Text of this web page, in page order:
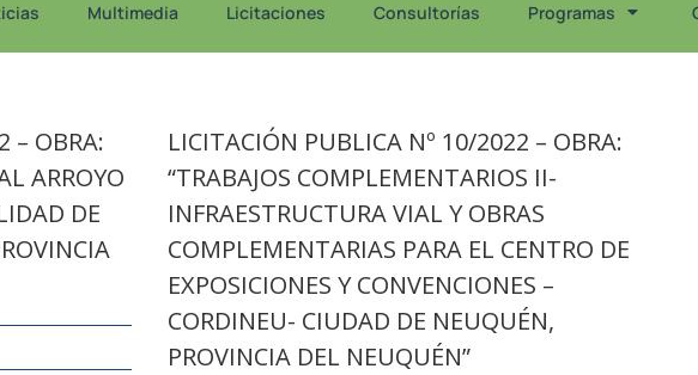
Multimedia Licitaciones Consultorías Programas
– OBRA:
ARROYO
DE
LICITACIÓN PUBLICA Nº 10/2022 – OBRA:
“TRABAJOS COMPLEMENTARIOS II-
INFRAESTRUCTURA VIAL Y OBRAS
COMPLEMENTARIAS PARA EL CENTRO DE
EXPOSICIONES Y CONVENCIONES –
CORDINEU- CIUDAD DE NEUQUÉN,
PROVINCIA DEL NEUQUÉN”